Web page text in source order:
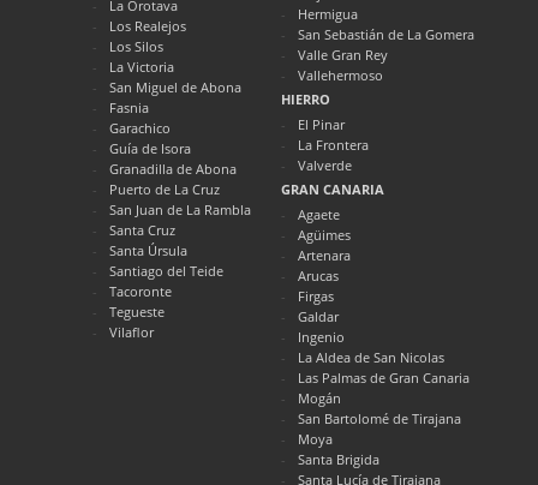
La Orotava
Los Realejos
Los Silos
La Victoria
San Miguel de Abona
Fasnia
Garachico
Guía de Isora
Granadilla de Abona
Puerto de La Cruz
San Juan de La Rambla
Santa Cruz
Santa Úrsula
Santiago del Teide
Tacoronte
Tegueste
Vilaflor
Hermigua
San Sebastián de La Gomera
Valle Gran Rey
Vallehermoso
HIERRO
El Pinar
La Frontera
Valverde
GRAN CANARIA
Agaete
Agüimes
Artenara
Arucas
Firgas
Galdar
Ingenio
La Aldea de San Nicolas
Las Palmas de Gran Canaria
Mogán
San Bartolomé de Tirajana
Moya
Santa Brigida
Santa Lucía de Tirajana